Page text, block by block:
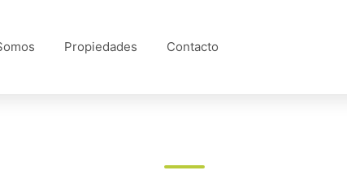
Propiedades Contacto